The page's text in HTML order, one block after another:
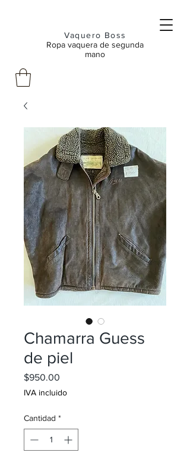
Vaquero Boss
Ropa vaquera de segunda
mano
Chamarra Guess
de piel
$950.00
IVA incluido
Cantidad *